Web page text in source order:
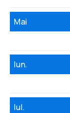
Mai
Iun.
Iul.